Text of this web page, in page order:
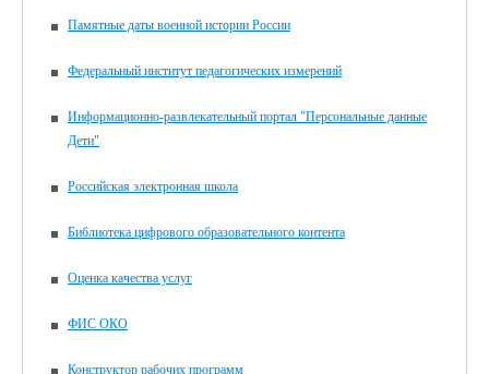
Памятные даты военной истории России
Федеральный институт педагогических измерений
Информационно-развлекательный портал "Персональные данные
Дети"
Российская электронная школа
Библиотека цифрового образовательного контента
Оценка качества услуг
ФИС ОКО
Конструктор рабочих программ